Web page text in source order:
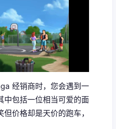
经销商时，您会遇到一
中包括一位相当可爱的面
价格却是天价的跑车，